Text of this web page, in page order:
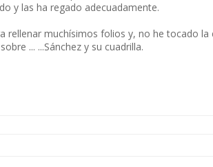
y las ha regado adecuadamente.
rellenar muchísimos folios y, no he tocado
... ...Sánchez y su cuadrilla.